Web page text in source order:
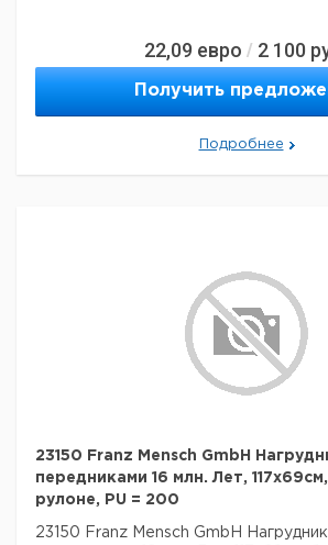
22,09 евро / 2 100
Получить
Подробнее
23150 Franz Mensch GmbH
передниками 16 млн. Лет,
рулоне, PU = 200
23150 Franz Mensch GmbH